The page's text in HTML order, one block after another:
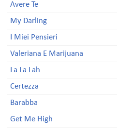
Avere Te
My Darling
I Miei Pensieri
Valeriana E Marijuana
La La Lah
Certezza
Barabba
Get Me High